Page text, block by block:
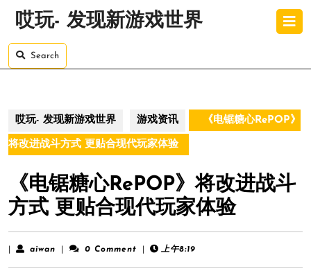
哎玩- 发现新游戏世界
Search
哎玩- 发现新游戏世界 游戏资讯 《电锯糖心RePOP》
将改进战斗方式 更贴合现代玩家体验
《电锯糖心RePOP》将改进战斗
方式 更贴合现代玩家体验
aiwan aiwan 0 Comment 上午8:19